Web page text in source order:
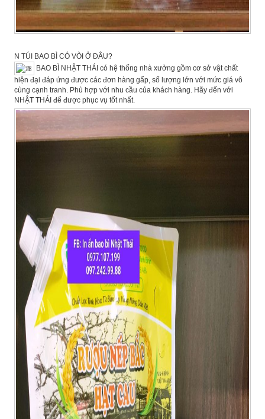
N TÚI BAO BÌ CÓ VÒI Ở ĐÂU?
BAO BÌ NHẬT THÁI có hệ thống nhà xưởng gồm cơ sở vật chất
hiện đại đáp ứng được các đơn hàng gấp, số lượng lớn với mức giá vô
cùng cạnh tranh. Phù hợp với nhu cầu của khách hàng. Hãy đến với
NHẬT THÁI để được phục vụ tốt nhất.